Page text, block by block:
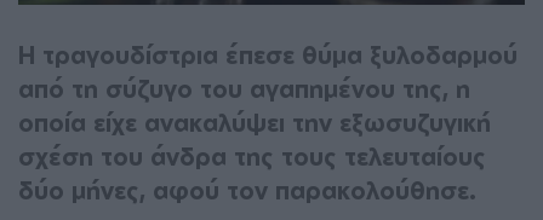
Η τραγουδίστρια έπεσε θύμα ξυλοδαρμού
από τη σύζυγο του αγαπημένου της, η
οποία είχε ανακαλύψει την εξωσυζυγική
σχέση του άνδρα της τους τελευταίους
δύο μήνες, αφού τον παρακολούθησε.